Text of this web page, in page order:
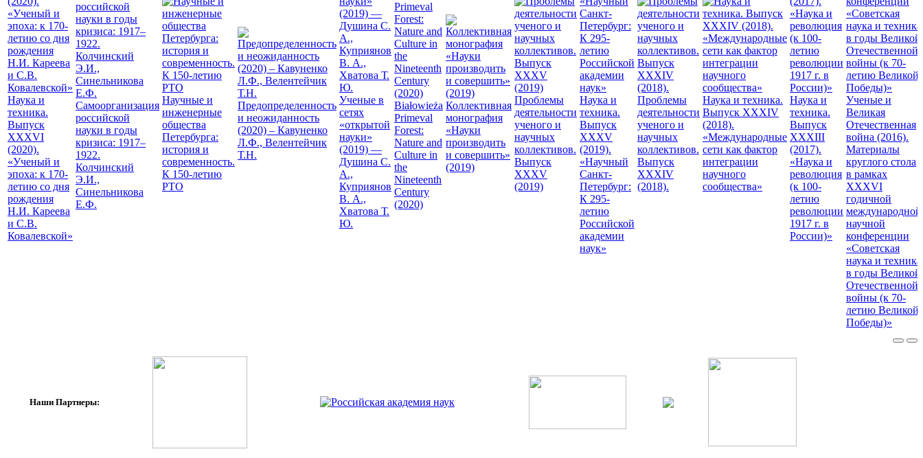
Наука и
техника.
Выпуск
XXXVI
(2020).
«Ученый и
эпоха: к 170-
летию со дня
рождения
Н.И. Кареева
и С.В.
Ковалевской»
Самоорганизация
российской
науки в годы
кризиса: 1917–
1922.
Колчинский
Э.И.,
Синельникова
Е.Ф.
Научные и
инженерные
общества
Петербурга:
история и
современность.
К 150-летию
РТО
Предопределенность
и неожиданность
(2020) – Кавуненко
Л.Ф., Велентейчик
Т.Н.
Ученые в
сетях
«открытой
науки»
(2019) —
Душина С.
А.,
Куприянов
В. А.,
Хватова Т.
Ю.
Białowieża
Primeval
Forest:
Nature and
Culture in
the
Nineteenth
Century
(2020)
Коллективная
монография
«Науки
производить
и совершить»
(2019)
Проблемы
деятельности
ученого и
научных
коллективов.
Выпуск
XXXV
(2019)
Наука и
техника.
Выпуск
XXXV
(2019).
«Научный
Санкт-
Петербург:
К 295-
летию
Российской
академии
наук»
Проблемы
деятельности
ученого и
научных
коллективов.
Выпуск
XXXIV
(2018).
Наука и техника.
Выпуск XXXIV
(2018).
«Международные
сети как фактор
интеграции
научного
сообщества»
Наука и
техника.
Выпуск
XXXIII
(2017).
«Наука и
революция
(к 100-
летию
революции
1917 г. в
России)»
Ученые и
Великая
Отечественная
война (2016).
Материалы
круглого стола
в рамках
XXXVI
годичной
международной
научной
конференции
«Советская
наука и техника
в годы Великой
Отечественной
войны (к 70-
летию Великой
Победы)»
Наши Партнеры: